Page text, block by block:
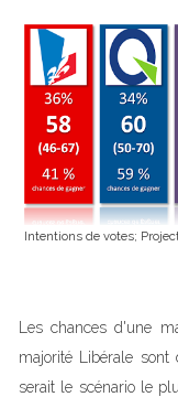
Intentions de votes;
Les chances d'une
majorité Libérale sont
serait le scénario le